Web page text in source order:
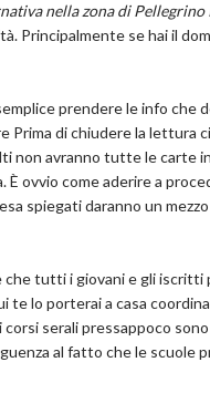
nella zona di Pellegrino
Principalmente se hai il
prendere le info che
Prima di chiudere la lettura
non avranno tutte le carte
È ovvio come aderire a
spiegati daranno un
tutti i giovani e gli
te lo porterai a casa
serali pressappoco sono
al fatto che le